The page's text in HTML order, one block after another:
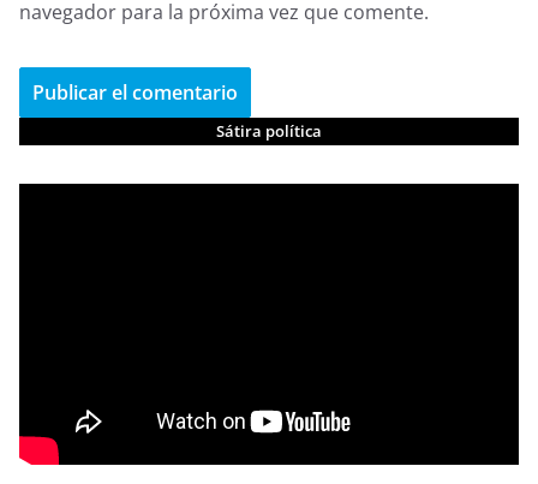
navegador para la próxima vez que comente.
Sátira política